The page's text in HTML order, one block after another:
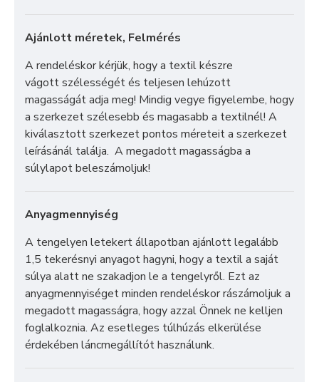
Ajánlott méretek, Felmérés
A rendeléskor kérjük, hogy a textil készre
vágott szélességét és teljesen lehúzott
magasságát adja meg! Mindig vegye figyelembe, hogy
a szerkezet szélesebb és magasabb a textilnél! A
kiválasztott szerkezet pontos méreteit a szerkezet
leírásánál találja. A megadott magasságba a
súlylapot beleszámoljuk!
Anyagmennyiség
A tengelyen letekert állapotban ajánlott legalább
1,5 tekerésnyi anyagot hagyni, hogy a textil a saját
súlya alatt ne szakadjon le a tengelyről. Ezt az
anyagmennyiséget minden rendeléskor rászámoljuk a
megadott magasságra, hogy azzal Önnek ne kelljen
foglalkoznia. Az esetleges túlhúzás elkerülése
érdekében láncmegállítót használunk.